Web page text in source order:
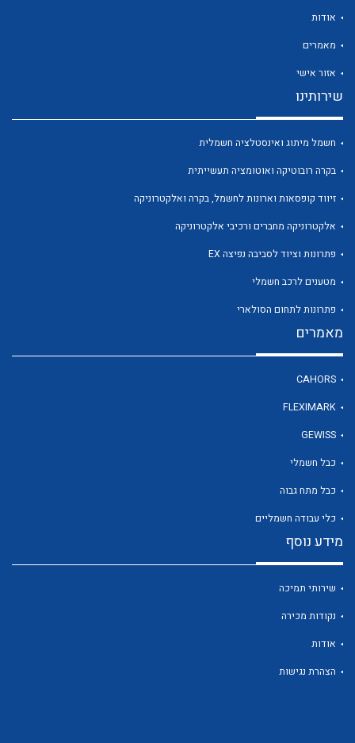
לכל מוצרי היצרן
אודות
מאמרים
אזור אישי
שירותינו
חשמל מיתוג ואינסטלציה חשמלית
בקרה רובוטיקה ואוטומציה תעשייתית
זיווד קופסאות וארונות לחשמל, בקרה ואלקטרוניקה
אלקטרוניקה מחברים ורכיבי אלקטרוניקה
פתרונות וציוד לסביבה נפיצה EX
מטענים לרכב חשמלי
פתרונות לתחום הסולארי
מאמרים
CAHORS
FLEXIMARK
GEWISS
כבל חשמלי
כבל מתח גבוה
כלי עבודה חשמליים
מידע נוסף
שירותי תמיכה
נקודות מכירה
אודות
הצהרת נגישות